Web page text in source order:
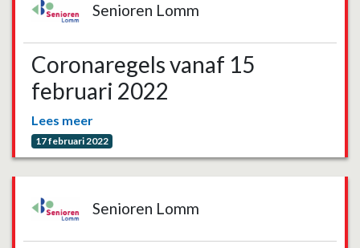
Senioren Lomm
Coronaregels vanaf 15
februari 2022
Lees meer
17 februari 2022
Senioren Lomm